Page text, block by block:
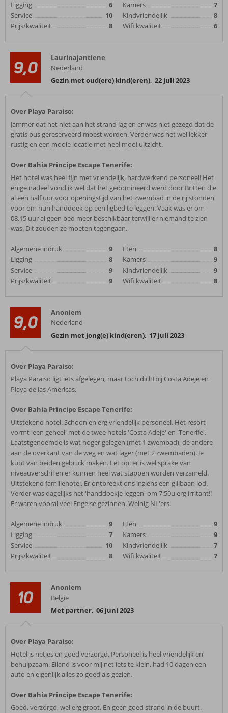
Ligging
6
Service
10
Prijs/kwaliteit
8
Kamers
7
Kindvriendelijk
8
Wifi kwaliteit
6
9,0
Laurinajantiene
Nederland
Gezin met oud(ere) kind(eren), 22 juli 2023
Over Playa Paraiso:
Jammer dat het niet aan het strand lag en er was niet gezegd dat de
gratis bus gereserveerd moest worden. Verder was het wel lekker
rustig en een mooie locatie met heel mooi uitzicht.
Over Bahia Principe Escape Tenerife:
Het hotel was heel fijn met vriendelijk, hardwerkend personeel! Het
enige nadeel vond ik wel dat het gedomineerd werd door Britten die
al een half uur voor openingstijd van het zwembad in de rij stonden
voor om hun handdoek op een ligbed te leggen. Vaak was er om
08.15 uur al geen bed meer beschikbaar terwijl er niemand te zien
was. Dit zouden ze moeten tegengaan.
Algemene indruk
9
Ligging
8
Service
9
Prijs/kwaliteit
9
Eten
8
Kamers
9
Kindvriendelijk
9
Wifi kwaliteit
8
9,0
Anoniem
Nederland
Gezin met jong(e) kind(eren), 17 juli 2023
Over Playa Paraiso:
Playa Paraiso ligt iets afgelegen, maar toch dichtbij Costa Adeje en
Playa de las Americas.
Over Bahia Principe Escape Tenerife:
Uitstekend hotel. Schoon en erg vriendelijk personeel. Het resort
vormt 'een geheel' met de twee hotels 'Costa Adeje' en 'Tenerife'.
Laatstgenoemde is wat hoger gelegen (met 1 zwembad), de andere
aan de overkant van de weg en wat lager (met 2 zwembaden). Je
kunt van beiden gebruik maken. Let op: er is wel sprake van
niveauverschil en er kunnen heel wat stappen worden verzameld.
Uitstekend familiehotel. Er ontbreekt ons inziens een glijbaan iod.
Verder was dagelijks het 'handdoekje leggen' om 7:50u erg irritant!!
Er waren vooral veel Engelse gezinnen. Weinig NL'ers.
Algemene indruk
9
Ligging
7
Service
10
Prijs/kwaliteit
8
Eten
9
Kamers
9
Kindvriendelijk
7
Wifi kwaliteit
7
10
Anoniem
Belgie
Met partner, 06 juni 2023
Over Playa Paraiso:
Hotel is netjes en goed verzorgd. Personeel is heel vriendelijk en
behulpzaam. Eiland is voor mij net iets te klein, had 10 dagen een
auto en eigenlijk alles zo goed als gezien.
Over Bahia Principe Escape Tenerife:
Goed, verzorgd, wel erg groot. En geen goed strand in de buurt.